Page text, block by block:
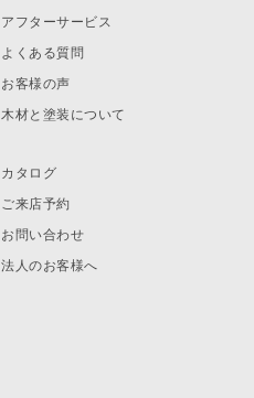
アフターサービス
よくある質問
お客様の声
木材と塗装について
カタログ
ご来店予約
お問い合わせ
法人のお客様へ